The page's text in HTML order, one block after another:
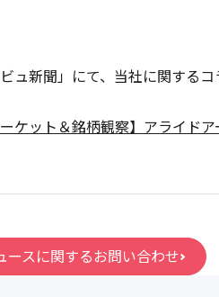
ュ新聞」にて、当社に関するコ
ケット＆銘柄観察】アライド
ースに関するお問い合わせ